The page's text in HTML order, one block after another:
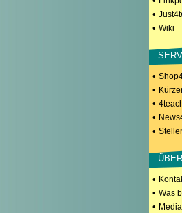
•
• Wiki
•
•
•
•
•
•
• Was
•